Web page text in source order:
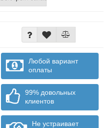
Любой вариант
оплаты
99% довольных
клиентов
Не устраивает